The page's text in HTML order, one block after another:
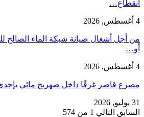
انقطاع…
4 أغسطس, 2026
من أجل أشغال صيانة شبكة الماء
أو…
4 أغسطس, 2026
مصرع قاصر غرقًا داخل صهريج مائي
31 يوليو, 2026
السابق التالي 1 من 574